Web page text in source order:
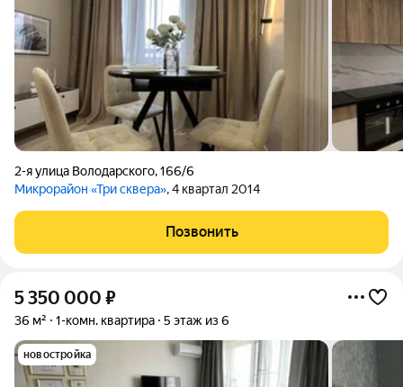
2-я улица Володарского,166/6
Микрорайон «Три сквера», 4 квартал 2014
Позвонить
5 350 000 ₽
36 м² 1-комн. квартира 5 этаж из 6
новостройка